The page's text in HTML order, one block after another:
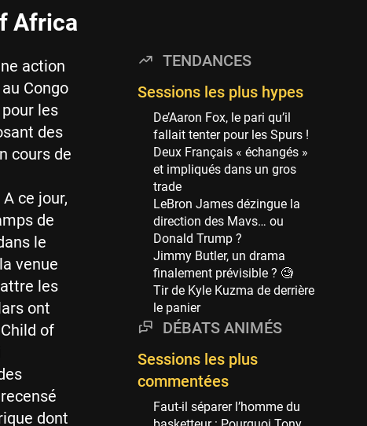
Africa
action
Congo
les
des
cours de
ce jour,
de
le
venue
les
ont
of
dont
Philadelphia Sixers
89 sessions
Milwaukee Bucks
82 sessions
Hoop Culture
73 sessions
Oklahoma City Thunder
69 sessions
Phoenix Suns
69 sessions
Miami Heat
63 sessions
Los Angeles Clippers
61 sessions
Indiana Pacers
New Orleans Pelicans
TENDANCES
Sessions les plus hypes
De’Aaron Fox, le pari qu’il
fallait tenter pour les Spurs !
Deux Français « échangés »
et impliqués dans un gros
trade
LeBron James dézingue la
direction des Mavs… ou
Donald Trump ?
Jimmy Butler, un drama
finalement prévisible ? 🧐
Tir de Kyle Kuzma de derrière
le panier
DÉBATS ANIMÉS
Sessions les plus
commentées
Faut-il séparer l’homme du